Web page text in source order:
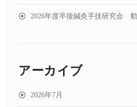
2026年度卒後鍼灸手技研究会
アーカイブ
2026年7月